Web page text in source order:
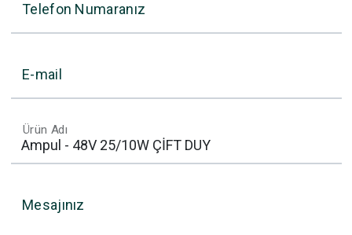
Telefon Numaranız
E-mail
Ürün Adı
Mesajınız